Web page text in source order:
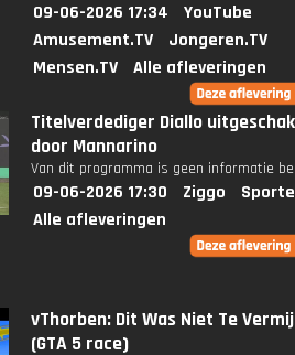
09-06-2026 17:34
YouTube
Amusement.TV
Jongeren.TV
Mensen.TV
Alle afleveringen
Titelverdediger Diallo
door Mannarino
Van dit programma is geen informatie
09-06-2026 17:30 Ziggo
Alle afleveringen
vThorben: Dit Was Niet Te
(GTA 5 race)